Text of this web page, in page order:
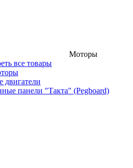
Моторы
все товары
двигатели
панели "Такта" (Pegboard)